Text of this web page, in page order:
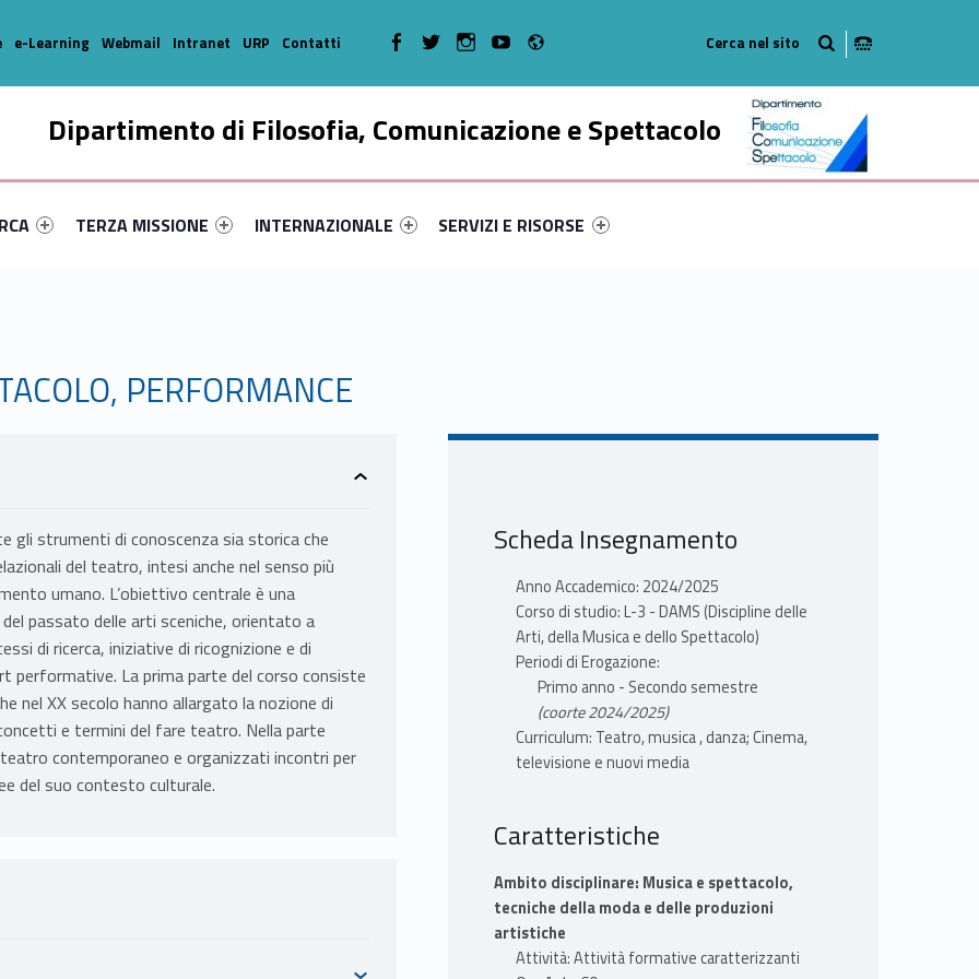
Dipartimento di Filosofia, Comunicazione e Spettacolo
primary-59160-16
#link-menu-primary-80197-35
Link identifier #link-menu-primary-70666-46
TERZA MISSIONE
Link identifier #link-menu-primary-23785-52
INTERNAZIONALE
Link identifier #link-menu-primary-14138-63
SERVIZI E RISORSE
e-Learning Webmail Intranet URP Contatti WebMan on Facebook
WebMan on TwitterWebMan on Instagram
WebMan on Youtube
PERFORMANCE
gli strumenti di conoscenza sia storica che
del teatro, intesi anche nel senso più
umano. L’obiettivo centrale è una
passato delle arti sceniche, orientato a
di ricerca, iniziative di ricognizione e di
performative. La prima parte del corso consiste
nel XX secolo hanno allargato la nozione di
e termini del fare teatro. Nella parte
contemporaneo e organizzati incontri per
del suo contesto culturale.
Scheda Insegnamento
Anno Accademico: 2024/2025
Corso di studio: L-3 - DAMS (Discipline delle
Arti, della Musica e dello Spettacolo)
Periodi di Erogazione:
Primo anno - Secondo semestre
(coorte 2024/2025)
Curriculum: Teatro, musica , danza; Cinema,
televisione e nuovi media
Caratteristiche
Ambito disciplinare: Musica e spettacolo,
tecniche della moda e delle produzioni
artistiche
Attività: Attività formative caratterizzanti